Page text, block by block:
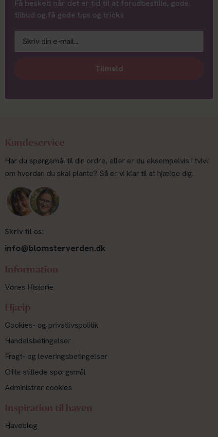
Få besked når det er tid til at forudbestille, gode
tilbud og få gode tips og tricks
Tilmeld
Kundeservice
Har du spørgsmål til din ordre, eller er du eksempelvis i tvivl
om hvordan du skal plante? Så er vi klar til at hjælpe dig.
Skriv til os:
info@blomsterverden.dk
Information
Vores Historie
Hjælp
Cookies- og privatlivspolitik
Handelsbetingelser
Fragt- og leveringsbetingelser
Ofte stillede spørgsmål
Administrer cookies
Inspiration til haven
Haveblog